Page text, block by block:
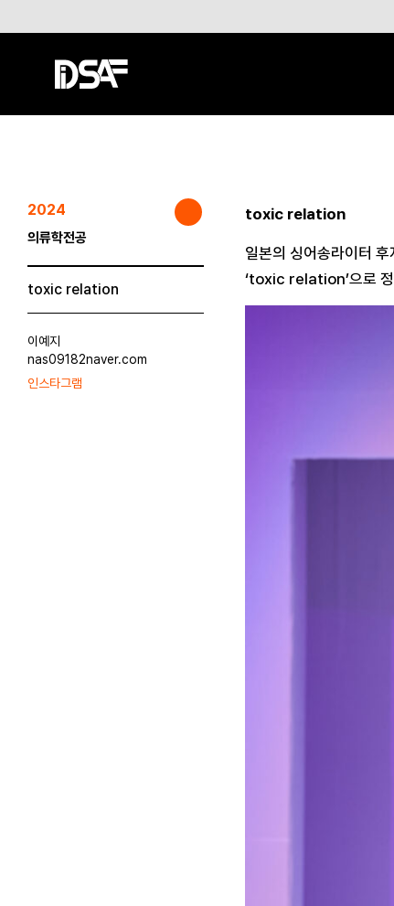
2024
의류학전공
toxic relation
이예지
nas09182naver.com
인스타그램
toxic relation
일본의 싱어송라이터
‘toxic relation’으로 정